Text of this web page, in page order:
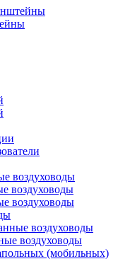
воздуховоды
воздуховоды
воздуховоды
воздуховоды
воздуховоды
(мобильных)